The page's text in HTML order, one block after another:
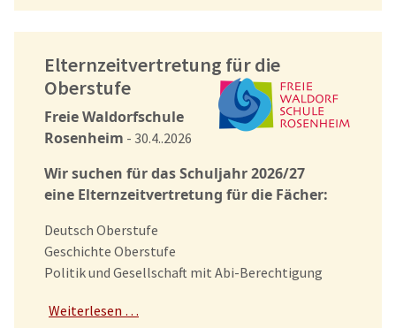
Elternzeitvertretung für die
Oberstufe
Freie Waldorfschule
Rosenheim - 30.4..2026
Wir suchen für das Schuljahr 2026/27
eine Elternzeitvertretung für die Fächer:
Deutsch Oberstufe
Geschichte Oberstufe
Politik und Gesellschaft mit Abi-Berechtigung
Weiterlesen …